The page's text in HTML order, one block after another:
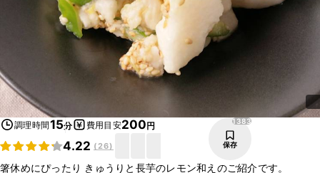
調理時間15分 費用目安200円
4.22 (26)
1383
保存
箸休めにぴったり きゅうりと長芋のレモン和えのご紹介です。